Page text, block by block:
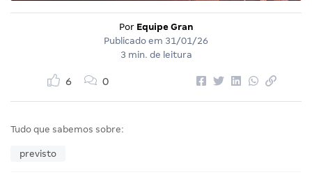
Por Equipe Gran
Publicado em 31/01/26
3 min. de leitura
6 0
Tudo que sabemos sobre:
previsto